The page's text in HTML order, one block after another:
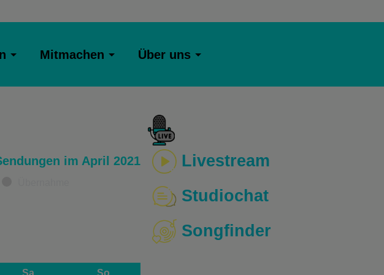
Mitmachen Über uns
im April 2021
Livestream
Studiochat
Songfinder